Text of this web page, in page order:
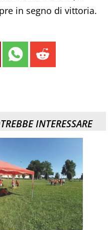
in segno di vittoria.
INTERESSARE